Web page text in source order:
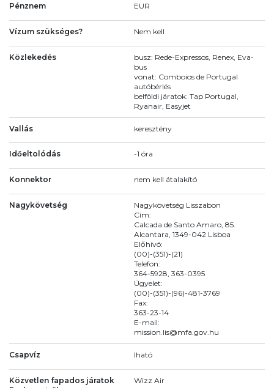
Pénznem EUR
Vízum szükséges? Nem kell
Közlekedés
busz: Rede-Expressos, Renex, Eva-
bus
vonat: Comboios de Portugal
autóbérlés
belföldi járatok: Tap Portugal,
Ryanair, Easyjet
Vallás keresztény
Időeltolódás -1 óra
Konnektor nem kell átalakító
Nagykövetség
Nagykövetség Lisszabon
Cím:
Calcada de Santo Amaro, 85.
Alcantara, 1349-042 Lisboa
Előhívó:
(00)-(351)-(21)
Telefon:
364-5928, 363-0395
Ügyelet:
(00)-(351)-(96)-481-3769
Fax:
363-23-14
E-mail:
mission.lis@mfa.gov.hu
Csapvíz Iható
Közvetlen fapados járatok
Wizz Air